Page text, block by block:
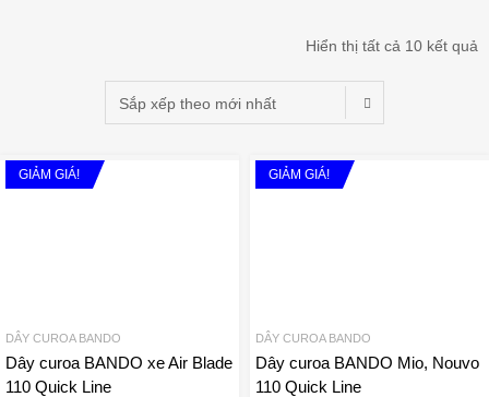
Hiển thị tất cả 10 kết quả
GIẢM GIÁ!
DÂY CUROA BANDO
Dây curoa BANDO xe Air Blade
110 Quick Line
GIẢM GIÁ!
DÂY CUROA BANDO
Dây curoa BANDO Mio, Nouvo
110 Quick Line